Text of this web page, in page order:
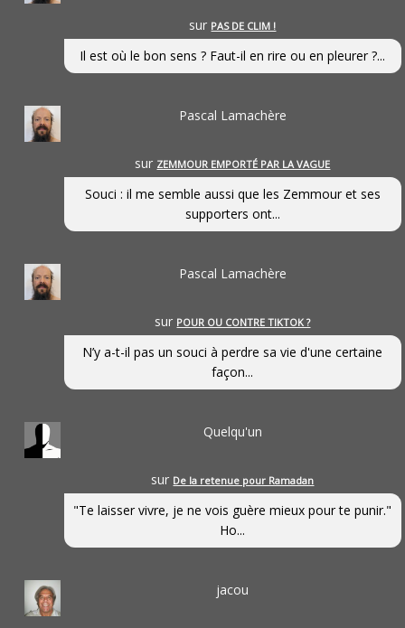
sur PAS DE CLIM !
Il est où le bon sens ? Faut-il en rire ou en pleurer ?...
Pascal Lamachère
sur ZEMMOUR EMPORTÉ PAR LA VAGUE
Souci : il me semble aussi que les Zemmour et ses
supporters ont...
Pascal Lamachère
sur POUR OU CONTRE TIKTOK ?
N’y a-t-il pas un souci à perdre sa vie d'une certaine
façon...
Quelqu'un
sur De la retenue pour Ramadan
"Te laisser vivre, je ne vois guère mieux pour te punir."
Ho...
jacou